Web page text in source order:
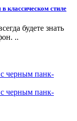
классическом стиле
будете знать
..